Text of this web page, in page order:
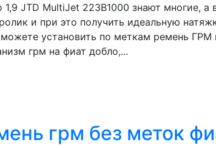
JTD MultiJet 223B1000 знают многие,
и при это получить идеальную
установить по меткам ремень
грм на фиат добло,...
грм без меток